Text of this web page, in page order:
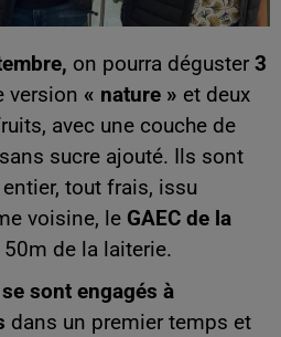
on pourra déguster 3
version « nature » et deux
avec une couche de
sucre ajouté. Ils sont
tout frais, issu
voisine, le GAEC de la
de la laiterie.
sont engagés à
dans un premier temps et